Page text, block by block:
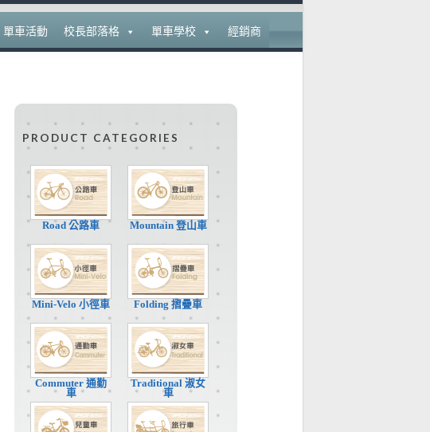
單車活動 校長部落格 單車學校 經銷商
PRODUCT CATEGORIES
Road 公路車 Mountain 登山車
Mini-Velo 小徑車 Folding 摺疊車
Commuter 通勤
車
Traditional 淑女
車